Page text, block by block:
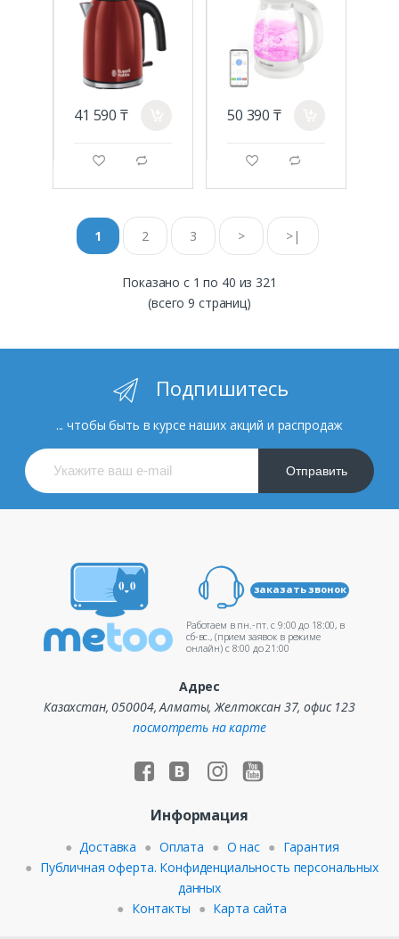
41 590 ₸
g d
50 390 ₸
g d
1 2 3 > >|
Показано с 1 по 40 из 321
(всего 9 страниц)
Подпишитесь
... чтобы быть в курсе наших акций и распродаж
Отправить
заказать звонок
Работаем в пн.-пт. c 9:00 до 18:00, в
сб-вс., (прием заявок в режиме
онлайн) c 8:00 до 21:00
Адрес
Казахстан, 050004, Алматы, Желтоксан 37, офис 123
посмотреть на карте
Информация
Доставка Оплата О нас
Гарантия
Публичная оферта. Конфиденциальность персональных
данных
Контакты
Карта сайта